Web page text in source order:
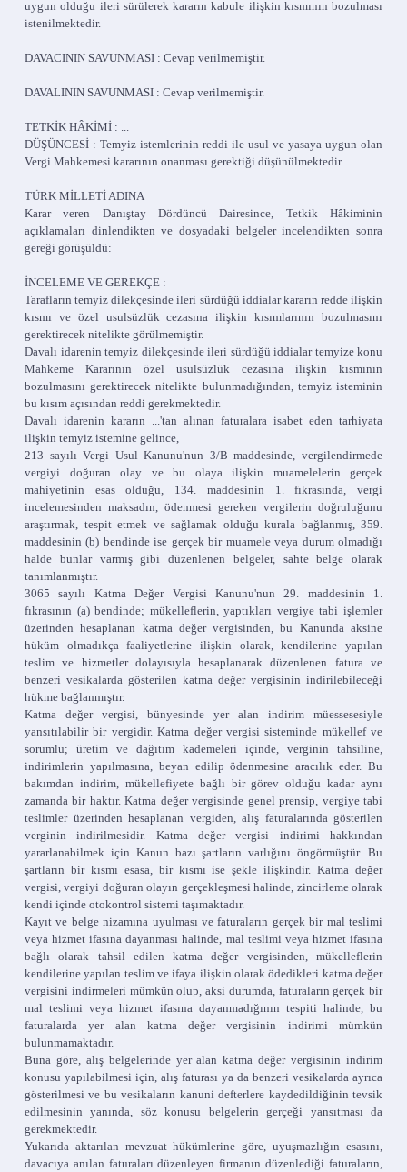
uygun olduğu ileri sürülerek kararın kabule ilişkin kısmının bozulması
istenilmektedir.
DAVACININ SAVUNMASI : Cevap verilmemiştir.
DAVALININ SAVUNMASI : Cevap verilmemiştir.
TETKİK HÂKİMİ : ...
DÜŞÜNCESİ : Temyiz istemlerinin reddi ile usul ve yasaya uygun olan
Vergi Mahkemesi kararının onanması gerektiği düşünülmektedir.
TÜRK MİLLETİ ADINA
Karar veren Danıştay Dördüncü Dairesince, Tetkik Hâkiminin
açıklamaları dinlendikten ve dosyadaki belgeler incelendikten sonra
gereği görüşüldü:
İNCELEME VE GEREKÇE :
Tarafların temyiz dilekçesinde ileri sürdüğü iddialar kararın redde ilişkin
kısmı ve özel usulsüzlük cezasına ilişkin kısımlarının bozulmasını
gerektirecek nitelikte görülmemiştir.
Davalı idarenin temyiz dilekçesinde ileri sürdüğü iddialar temyize konu
Mahkeme Kararının özel usulsüzlük cezasına ilişkin kısmının
bozulmasını gerektirecek nitelikte bulunmadığından, temyiz isteminin
bu kısım açısından reddi gerekmektedir.
Davalı idarenin kararın ...'tan alınan faturalara isabet eden tarhiyata
ilişkin temyiz istemine gelince,
213 sayılı Vergi Usul Kanunu'nun 3/B maddesinde, vergilendirmede
vergiyi doğuran olay ve bu olaya ilişkin muamelelerin gerçek
mahiyetinin esas olduğu, 134. maddesinin 1. fıkrasında, vergi
incelemesinden maksadın, ödenmesi gereken vergilerin doğruluğunu
araştırmak, tespit etmek ve sağlamak olduğu kurala bağlanmış, 359.
maddesinin (b) bendinde ise gerçek bir muamele veya durum olmadığı
halde bunlar varmış gibi düzenlenen belgeler, sahte belge olarak
tanımlanmıştır.
3065 sayılı Katma Değer Vergisi Kanunu'nun 29. maddesinin 1.
fıkrasının (a) bendinde; mükelleflerin, yaptıkları vergiye tabi işlemler
üzerinden hesaplanan katma değer vergisinden, bu Kanunda aksine
hüküm olmadıkça faaliyetlerine ilişkin olarak, kendilerine yapılan
teslim ve hizmetler dolayısıyla hesaplanarak düzenlenen fatura ve
benzeri vesikalarda gösterilen katma değer vergisinin indirilebileceği
hükme bağlanmıştır.
Katma değer vergisi, bünyesinde yer alan indirim müessesesiyle
yansıtılabilir bir vergidir. Katma değer vergisi sisteminde mükellef ve
sorumlu; üretim ve dağıtım kademeleri içinde, verginin tahsiline,
indirimlerin yapılmasına, beyan edilip ödenmesine aracılık eder. Bu
bakımdan indirim, mükellefiyete bağlı bir görev olduğu kadar aynı
zamanda bir haktır. Katma değer vergisinde genel prensip, vergiye tabi
teslimler üzerinden hesaplanan vergiden, alış faturalarında gösterilen
verginin indirilmesidir. Katma değer vergisi indirimi hakkından
yararlanabilmek için Kanun bazı şartların varlığını öngörmüştür. Bu
şartların bir kısmı esasa, bir kısmı ise şekle ilişkindir. Katma değer
vergisi, vergiyi doğuran olayın gerçekleşmesi halinde, zincirleme olarak
kendi içinde otokontrol sistemi taşımaktadır.
Kayıt ve belge nizamına uyulması ve faturaların gerçek bir mal teslimi
veya hizmet ifasına dayanması halinde, mal teslimi veya hizmet ifasına
bağlı olarak tahsil edilen katma değer vergisinden, mükelleflerin
kendilerine yapılan teslim ve ifaya ilişkin olarak ödedikleri katma değer
vergisini indirmeleri mümkün olup, aksi durumda, faturaların gerçek bir
mal teslimi veya hizmet ifasına dayanmadığının tespiti halinde, bu
faturalarda yer alan katma değer vergisinin indirimi mümkün
bulunmamaktadır.
Buna göre, alış belgelerinde yer alan katma değer vergisinin indirim
konusu yapılabilmesi için, alış faturası ya da benzeri vesikalarda ayrıca
gösterilmesi ve bu vesikaların kanuni defterlere kaydedildiğinin tevsik
edilmesinin yanında, söz konusu belgelerin gerçeği yansıtması da
gerekmektedir.
Yukarıda aktarılan mevzuat hükümlerine göre, uyuşmazlığın esasını,
davacıya anılan faturaları düzenleyen firmanın düzenlediği faturaların,